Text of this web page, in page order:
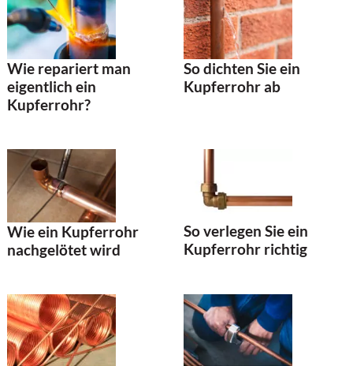
Wie repariert man
eigentlich ein
Kupferrohr?
So dichten Sie ein
Kupferrohr ab
Wie ein Kupferrohr
nachgelötet wird
So verlegen Sie ein
Kupferrohr richtig